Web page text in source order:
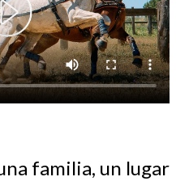
familia, un lugar